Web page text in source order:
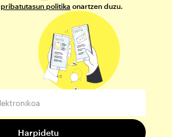
pribatutasun politika onartzen duzu.